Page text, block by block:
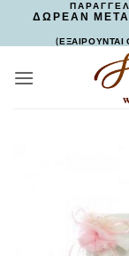
ΔΩΡΕΑΝ
(ΕΞΑΙΡΟΥΝΤΑΙ